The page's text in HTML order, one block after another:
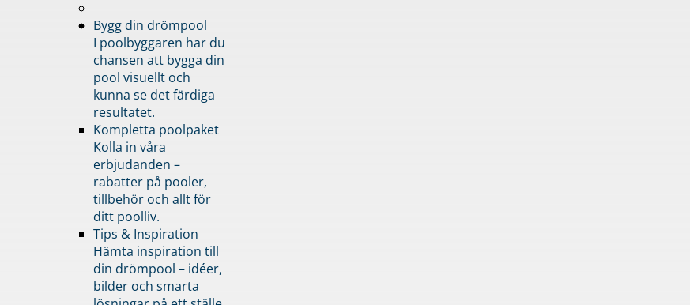
Bygg din drömpool
I poolbyggaren har du
chansen att bygga din
pool visuellt och
kunna se det färdiga
resultatet.
Kompletta poolpaket
Kolla in våra
erbjudanden –
rabatter på pooler,
tillbehör och allt för
ditt poolliv.
Tips & Inspiration
Hämta inspiration till
din drömpool – idéer,
bilder och smarta